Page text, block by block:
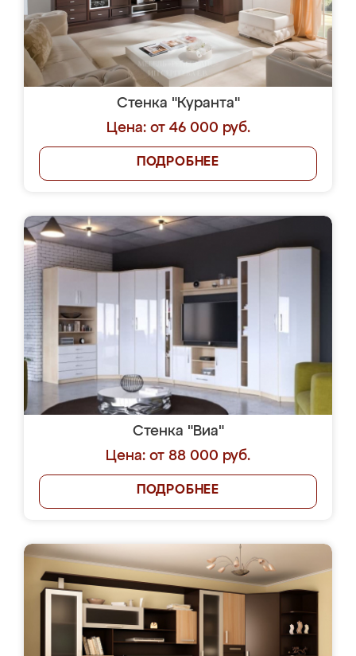
Стенка "Куранта"
Цена: от 46 000 руб.
ПОДРОБНЕЕ
Стенка "Виа"
Цена: от 88 000 руб.
ПОДРОБНЕЕ